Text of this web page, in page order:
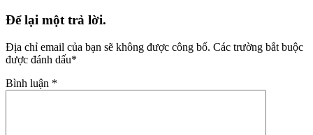
Để lại một trả lời.
Địa chỉ email của bạn sẽ không được công bố. Các trường bắt buộc
được đánh dấu*
Bình luận *